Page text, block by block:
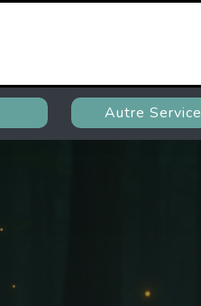
Autre Service